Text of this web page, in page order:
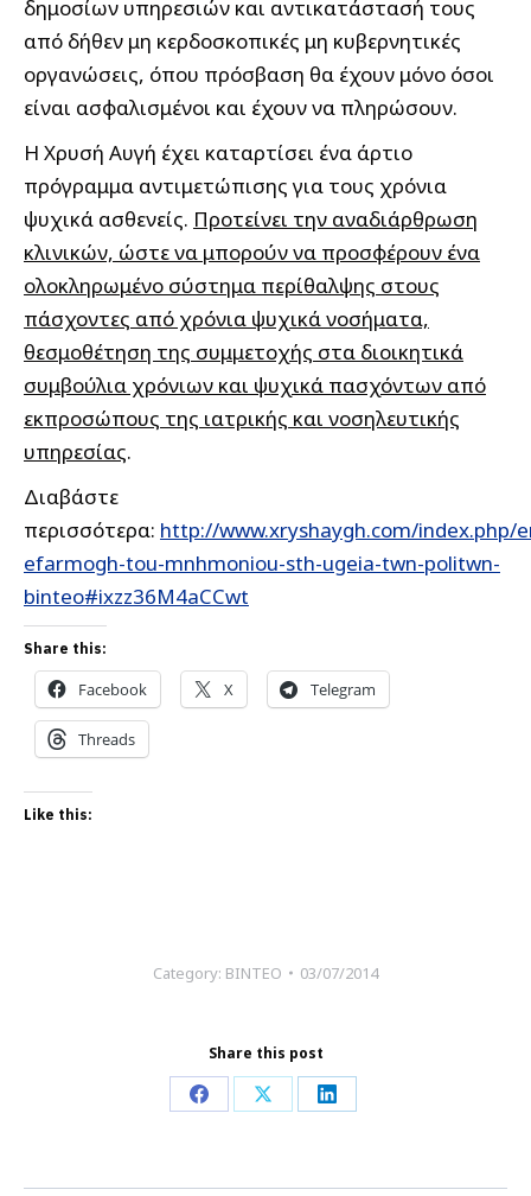
δημοσίων υπηρεσιών και αντικατάστασή τους
από δήθεν μη κερδοσκοπικές μη κυβερνητικές
οργανώσεις, όπου πρόσβαση θα έχουν μόνο όσοι
είναι ασφαλισμένοι και έχουν να πληρώσουν.
Η Χρυσή Αυγή έχει καταρτίσει ένα άρτιο
πρόγραμμα αντιμετώπισης για τους χρόνια
ψυχικά ασθενείς. Προτείνει την αναδιάρθρωση
κλινικών, ώστε να μπορούν να προσφέρουν ένα
ολοκληρωμένο σύστημα περίθαλψης στους
πάσχοντες από χρόνια ψυχικά νοσήματα,
θεσμοθέτηση της συμμετοχής στα διοικητικά
συμβούλια χρόνιων και ψυχικά πασχόντων από
εκπροσώπους της ιατρικής και νοσηλευτικής
υπηρεσίας.
Διαβάστε
περισσότερα: http://www.xryshaygh.com/index.php/
efarmogh-tou-mnhmoniou-sth-ugeia-twn-politwn-
binteo#ixzz36M4aCCwt
Share this:
Facebook X Telegram
Threads
Like this:
Category: ΒΙΝΤΕΟ 03/07/2014
Share this post
Share
Facebook
Share
X
Share
LinkedIn